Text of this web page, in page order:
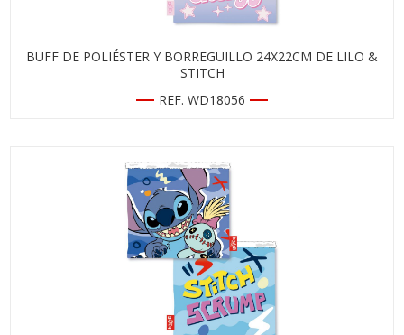
BUFF DE POLIÉSTER Y BORREGUILLO 24X22CM DE LILO &
STITCH
REF. WD18056